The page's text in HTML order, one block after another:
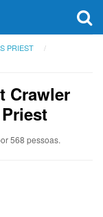
PRIEST
Crawler
568 pessoas.